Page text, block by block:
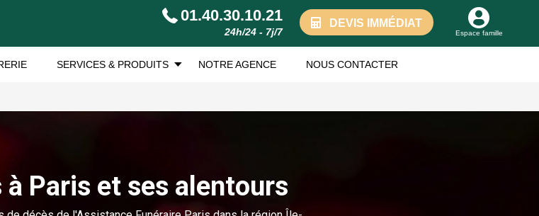
01.40.30.10.21
24h/24 - 7j/7
DEVIS IMMÉDIAT
Espace famille
SERVICES & PRODUITS NOTRE AGENCE NOUS CONTACTER
à Paris et ses alentours